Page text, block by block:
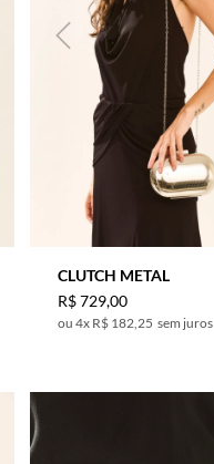
CLUTCH METAL
R$ 729,00
4x R$ 182,25 sem juros